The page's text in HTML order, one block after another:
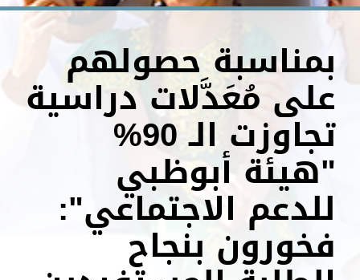
بمناسبة حصولهم
على مُعَدَّلات دراسية
تجاوزت الـ 90%
"هيئة أبوظبي
للدعم الاجتماعي":
فخورون بنجاح